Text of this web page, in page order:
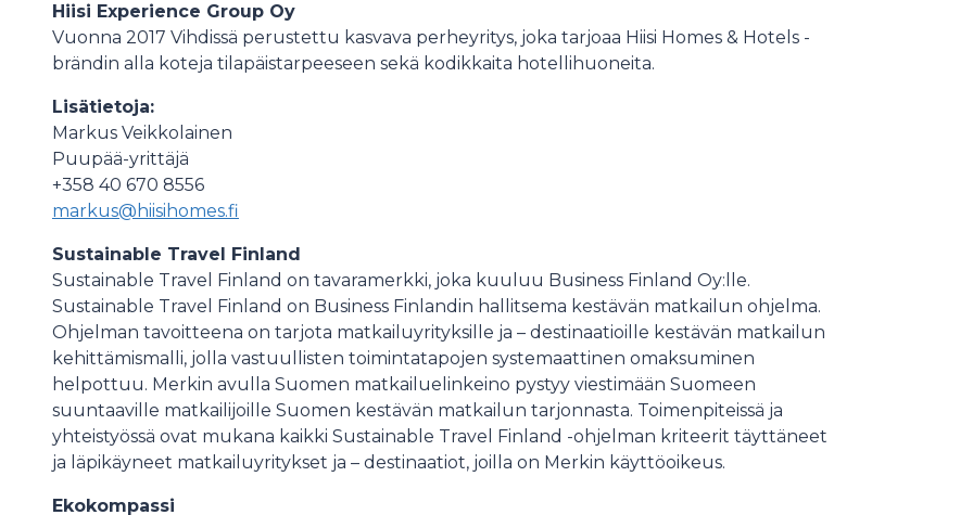
Hiisi Experience Group Oy
Vuonna 2017 Vihdissä perustettu kasvava perheyritys, joka tarjoaa Hiisi Homes & Hotels -
brändin alla koteja tilapäistarpeeseen sekä kodikkaita hotellihuoneita.
Lisätietoja:
Markus Veikkolainen
Puupää-yrittäjä
+358 40 670 8556
markus@hiisihomes.fi
Sustainable Travel Finland
Sustainable Travel Finland on tavaramerkki, joka kuuluu Business Finland Oy:lle.
Sustainable Travel Finland on Business Finlandin hallitsema kestävän matkailun ohjelma.
Ohjelman tavoitteena on tarjota matkailuyrityksille ja – destinaatioille kestävän matkailun
kehittämismalli, jolla vastuullisten toimintatapojen systemaattinen omaksuminen
helpottuu. Merkin avulla Suomen matkailuelinkeino pystyy viestimään Suomeen
suuntaaville matkailijoille Suomen kestävän matkailun tarjonnasta. Toimenpiteissä ja
yhteistyössä ovat mukana kaikki Sustainable Travel Finland -ohjelman kriteerit täyttäneet
ja läpikäyneet matkailuyritykset ja – destinaatiot, joilla on Merkin käyttöoikeus.
Ekokompassi